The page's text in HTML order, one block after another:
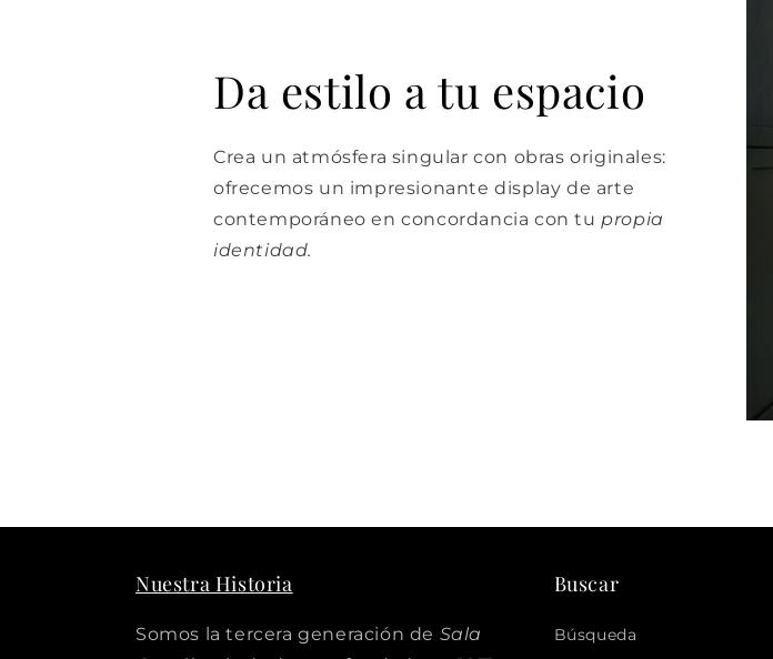
Da estilo a tu espacio
Crea un atmósfera singular con obras originales:
ofrecemos un impresionante display de arte
contemporáneo en concordancia con tu propia
identidad.
Nuestra Historia
Somos la tercera generación de Sala
Buscar
Búsqueda